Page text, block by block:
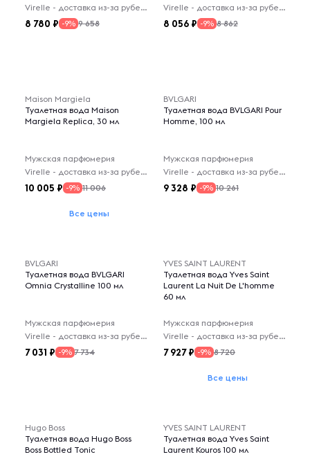
Virelle - доставка из-за рубежа
8 780 -9% 9 658
Virelle - доставка из-за рубежа
8 056 -9% 8 862
Maison Margiela
Туалетная вода Maison
Margiela Replica, 30 мл
Мужская парфюмерия
Virelle - доставка из-за рубежа
10 005 -9% 11 006
Все цены
BVLGARI
Туалетная вода BVLGARI Pour
Homme, 100 мл
Мужская парфюмерия
Virelle - доставка из-за рубежа
9 328 -9% 10 261
BVLGARI
Туалетная вода BVLGARI
Omnia Crystalline 100 мл
Мужская парфюмерия
Virelle - доставка из-за рубежа
7 031 -9% 7 734
YVES SAINT LAURENT
Туалетная вода Yves Saint
Laurent La Nuit De L'homme
60 мл
Мужская парфюмерия
Virelle - доставка из-за рубежа
7 927 -9% 8 720
Все цены
Hugo Boss
Туалетная вода Hugo Boss
Boss Bottled Tonic
YVES SAINT LAURENT
Туалетная вода Yves Saint
Laurent Kouros 100 мл